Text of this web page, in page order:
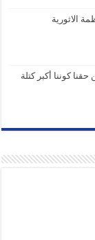
الاثورية
كوننا أكبر كتلة